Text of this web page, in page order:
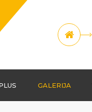
GALERIJA